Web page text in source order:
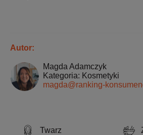
Twarz
Autor:
Magda Adamczyk
Kategoria: Kosmetyki
magda@ranking-